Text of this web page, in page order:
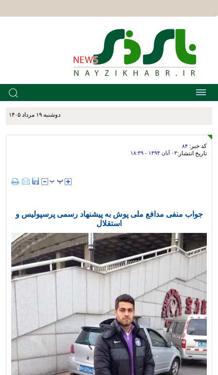
دوشنبه ۱۹ مرداد ۱۴۰۵
کد خبر: ۸۴
تاریخ انتشار:۰۳ آبان ۱۳۹۴ - ۱۸:۳۹
جواب منفی مدافع ملی پوش به پیشنهاد رسمی پرسپولیس و
استقلال